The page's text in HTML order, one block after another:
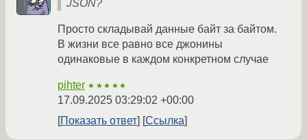
JSON?
Просто складывай данные байт за байтом.
В жизни все равно все джонины
одинаковые в каждом конкретном случае
pihter ★★★★★
17.09.2025 03:29:02 +00:00
Показать ответ
Ссылка